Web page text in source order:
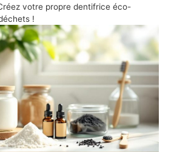
votre propre dentifrice éco-
!